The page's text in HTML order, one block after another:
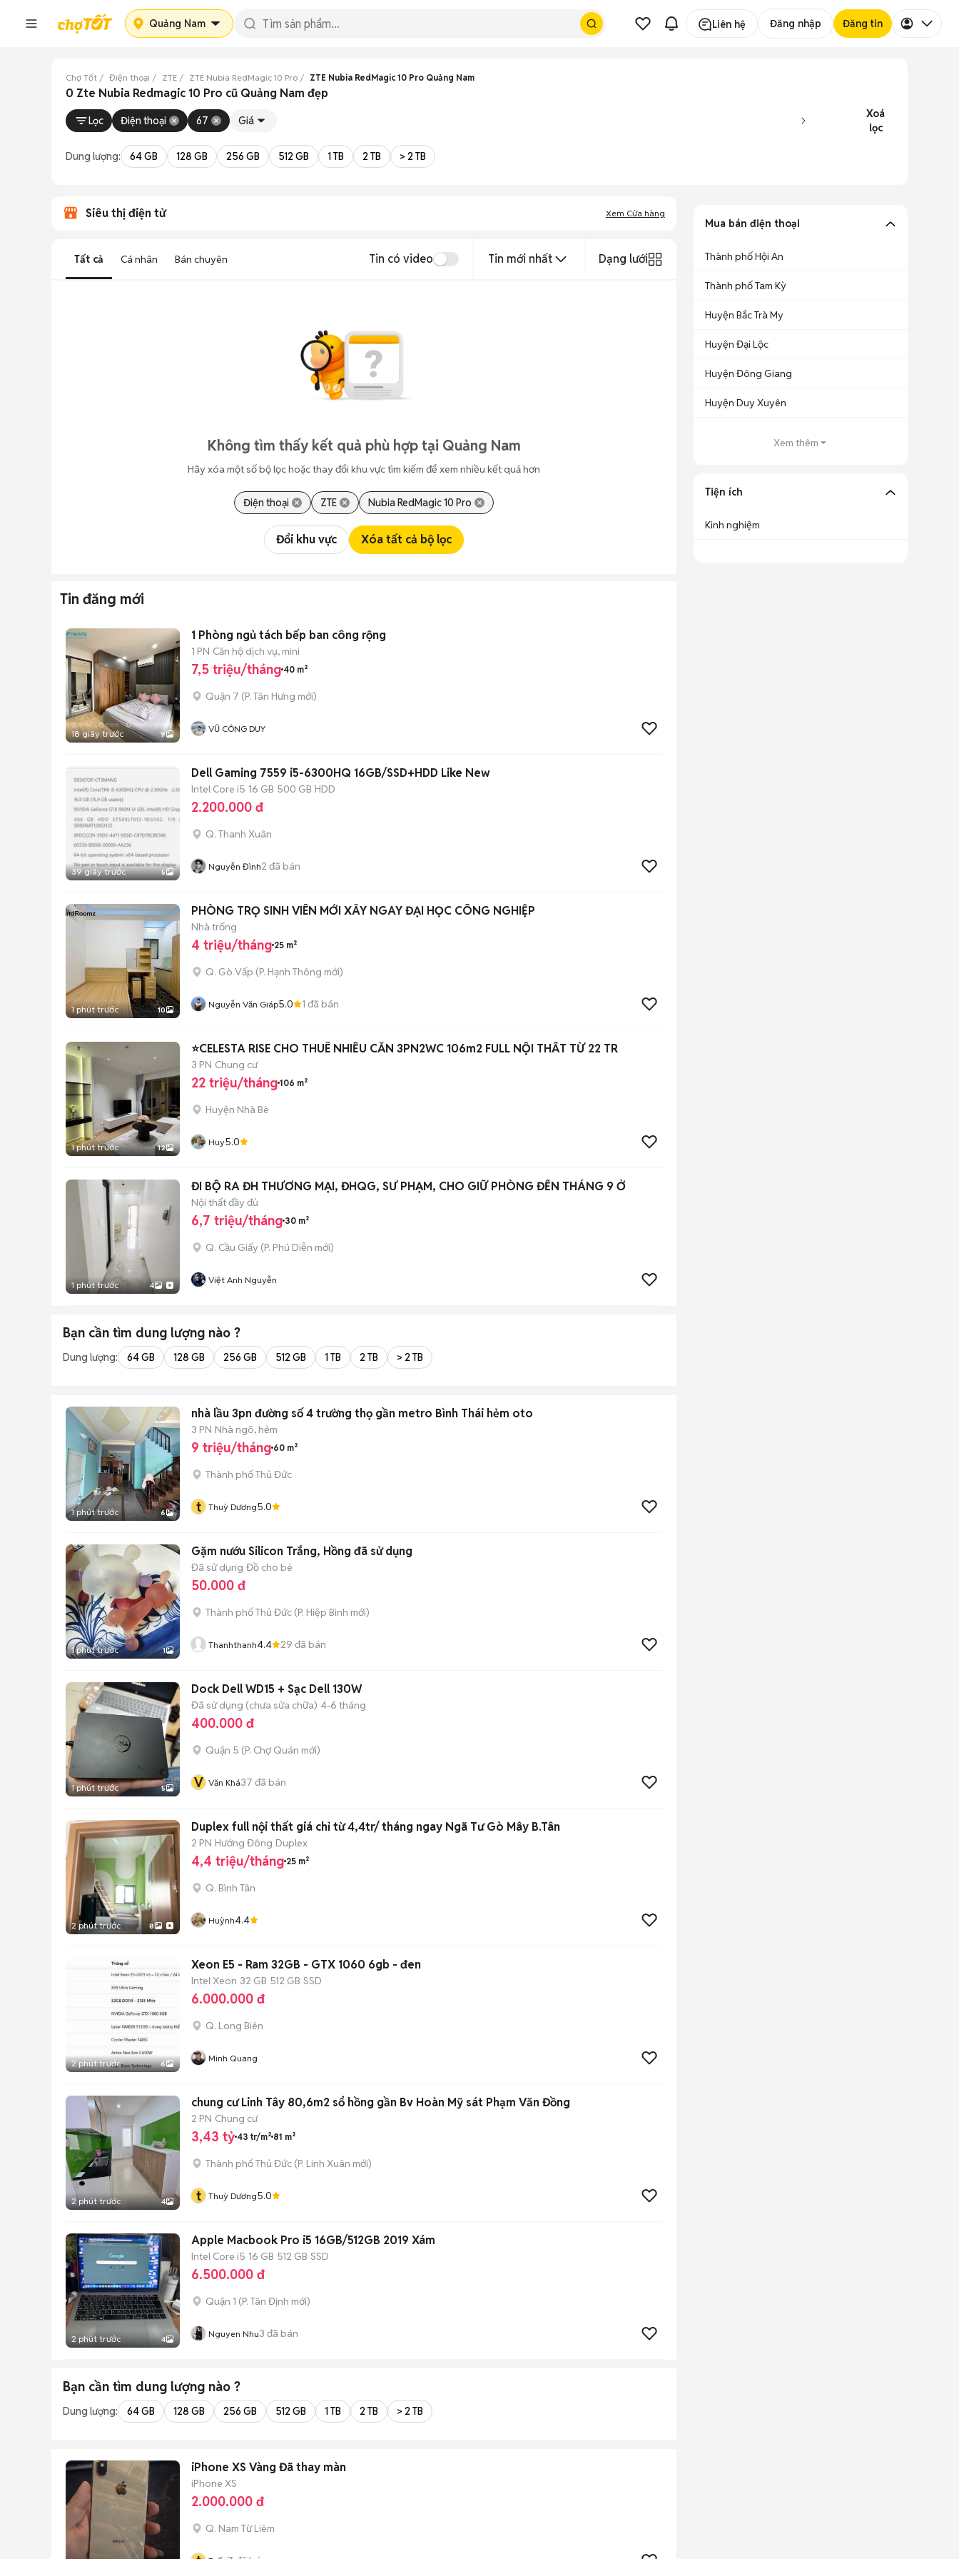
Quảng Nam Liên hệ Đăng nhập Đăng tin
Chợ Tốt Điện thoại ZTE ZTE Nubia RedMagic 10 Pro ZTE Nubia RedMagic 10 Pro Quảng Nam
0 Zte Nubia Redmagic 10 Pro cũ Quảng Nam đẹp
Lọc Điện thoại 67 Giá
Xoá
lọc
Dung lượng: 64 GB 128 GB 256 GB 512 GB 1 TB 2 TB > 2 TB
Siêu thị điện tử Xem Cửa hàng
Tất cả Cá nhân Bán chuyên Tin có video Tin mới nhất Dạng lưới
Không tìm thấy kết quả phù hợp tại Quảng Nam
Hãy xóa một số bộ lọc hoặc thay đổi khu vực tìm kiếm để xem nhiều kết quả hơn
Điện thoại ZTE Nubia RedMagic 10 Pro
Đổi khu vực Xóa tất cả bộ lọc
Tin đăng mới
18 giây trước 9
1 Phòng ngủ tách bếp ban công rộng
1 PN Căn hộ dịch vụ, mini
7,5 triệu/tháng 40 m²
Quận 7 (P. Tân Hưng mới)
VŨ CÔNG DUY
39 giây trước 5
Dell Gaming 7559 i5-6300HQ 16GB/SSD+HDD Like New
Intel Core i5 16 GB 500 GB HDD
2.200.000 đ
Q. Thanh Xuân
Nguyễn Đình2 đã bán
1 phút trước 10
PHÒNG TRỌ SINH VIÊN MỚI XÂY NGAY ĐẠI HỌC CÔNG NGHIỆP
Nhà trống
4 triệu/tháng 25 m²
Q. Gò Vấp (P. Hạnh Thông mới)
Nguyễn Văn Giáp5.0 1 đã bán
1 phút trước 12
⭐CELESTA RISE CHO THUÊ NHIỀU CĂN 3PN2WC 106m2 FULL NỘI THẤT TỪ 22 TR
3 PN Chung cư
22 triệu/tháng 106 m²
Huyện Nhà Bè
Huy5.0
1 phút trước 4
ĐI BỘ RA ĐH THƯƠNG MẠI, ĐHQG, SƯ PHẠM, CHO GIỮ PHÒNG ĐẾN THÁNG 9 Ở
Nội thất đầy đủ
6,7 triệu/tháng 30 m²
Q. Cầu Giấy (P. Phú Diễn mới)
Việt Anh Nguyễn
Bạn cần tìm dung lượng nào ?
Dung lượng: 64 GB 128 GB 256 GB 512 GB 1 TB 2 TB > 2 TB
1 phút trước 6
nhà lầu 3pn đường số 4 trường thọ gần metro Bình Thái hẻm oto
3 PN Nhà ngõ, hẻm
9 triệu/tháng 60 m²
Thành phố Thủ Đức
t Thuỳ Dương5.0
1 phút trước 1
Gặm nướu Silicon Trắng, Hồng đã sử dụng
Đã sử dụng Đồ cho bé
50.000 đ
Thành phố Thủ Đức (P. Hiệp Bình mới)
Thanhthanh4.4 29 đã bán
1 phút trước 5
Dock Dell WD15 + Sạc Dell 130W
Đã sử dụng (chưa sửa chữa) 4-6 tháng
400.000 đ
Quận 5 (P. Chợ Quán mới)
V Văn Khá37 đã bán
2 phút trước 8
Duplex full nội thất giá chỉ từ 4,4tr/ tháng ngay Ngã Tư Gò Mây B.Tân
2 PN Hướng Đông Duplex
4,4 triệu/tháng 25 m²
Q. Bình Tân
Huỳnh4.4
2 phút trước 6
Xeon E5 - Ram 32GB - GTX 1060 6gb - đen
Intel Xeon 32 GB 512 GB SSD
6.000.000 đ
Q. Long Biên
Minh Quang
2 phút trước 4
chung cư Linh Tây 80,6m2 sổ hồng gần Bv Hoàn Mỹ sát Phạm Văn Đồng
2 PN Chung cư
3,43 tỷ 43 tr/m² 81 m²
Thành phố Thủ Đức (P. Linh Xuân mới)
t Thuỳ Dương5.0
2 phút trước 4
Apple Macbook Pro i5 16GB/512GB 2019 Xám
Intel Core i5 16 GB 512 GB SSD
6.500.000 đ
Quận 1 (P. Tân Định mới)
Nguyen Nhu3 đã bán
Bạn cần tìm dung lượng nào ?
Dung lượng: 64 GB 128 GB 256 GB 512 GB 1 TB 2 TB > 2 TB
iPhone XS Vàng Đã thay màn
iPhone XS
2.000.000 đ
Q. Nam Từ Liêm
Mua bán điện thoại
Thành phố Hội An
Thành phố Tam Kỳ
Huyện Bắc Trà My
Huyện Đại Lộc
Huyện Đông Giang
Huyện Duy Xuyên
Xem thêm
Tiện ích
Kinh nghiệm